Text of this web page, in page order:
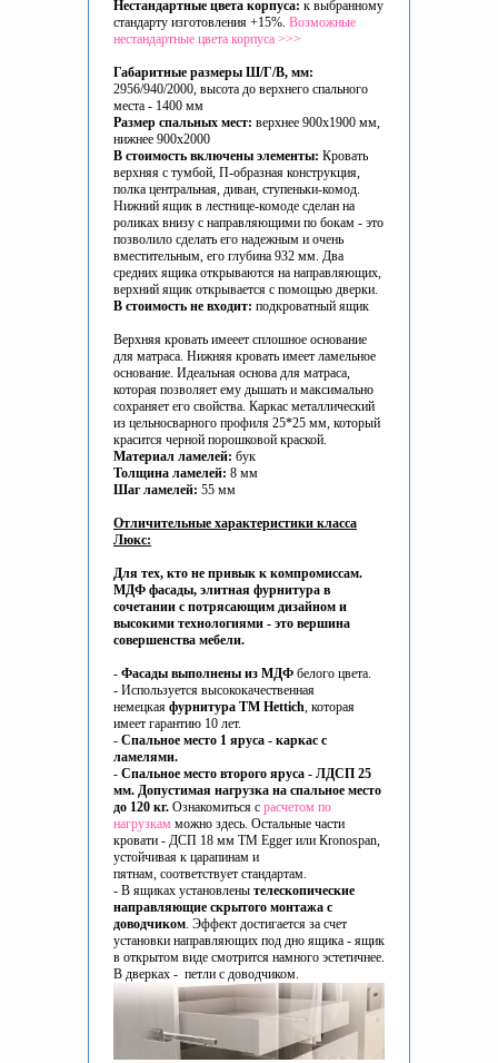
Нестандартные цвета корпуса: к выбранному
стандарту изготовления +15%. Возможные
нестандартные цвета корпуса >>>
Габаритные размеры Ш/Г/В, мм:
2956/940/2000, высота до верхнего спального
места - 1400 мм
Размер спальных мест: верхнее 900х1900 мм,
нижнее 900х2000
В стоимость включены элементы: Кровать
верхняя с тумбой, П-образная конструкция,
полка центральная, диван, ступеньки-комод.
Нижний ящик в лестнице-комоде сделан на
роликах внизу с направляющими по бокам - это
позволило сделать его надежным и очень
вместительным, его глубина 932 мм. Два
средних ящика открываются на направляющих,
верхний ящик открывается с помощью дверки.
В стоимость не входит: подкроватный ящик
Верхняя кровать имееет сплошное основание
для матраса. Нижняя кровать имеет ламельное
основание. Идеальная основа для матраса,
которая позволяет ему дышать и максимально
сохраняет его свойства. Каркас металлический
из цельносварного профиля 25*25 мм, который
красится черной порошковой краской.
Материал ламелей: бук
Толщина ламелей: 8 мм
Шаг ламелей: 55 мм
Отличительные характеристики класса
Люкс:
Для тех, кто не привык к компромиссам.
МДФ фасады, элитная фурнитура в
сочетании с потрясающим дизайном и
высокими технологиями - это вершина
совершенства мебели.
- Фасады выполнены из МДФ белого цвета.
- Используется высококачественная
немецкая фурнитура ТМ Hettich , которая
имеет гарантию 10 лет.
- Спальное место 1 яруса - каркас с
ламелями.
- Спальное место второго яруса - ЛДСП 25
мм. Допустимая нагрузка на спальное место
до 120 кг. Ознакомиться с расчетом по
нагрузкам можно здесь. Остальные части
кровати - ДСП 18 мм ТМ Egger или Кronospan,
устойчивая к царапинам и
пятнам, соответствует стандартам.
- В ящиках установлены телескопические
направляющие скрытого монтажа c
доводчиком . Эффект достигается за счет
установки направляющих под дно ящика - ящик
в открытом виде смотрится намного эстетичнее.
В дверках - петли с доводчиком.